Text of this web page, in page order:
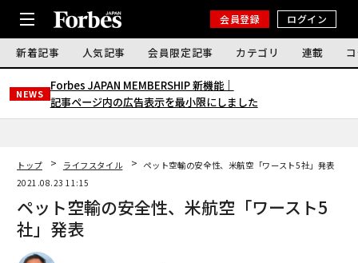
会員登録 ログイン
新着記事 人気記事 会員限定記事 カテゴリ 連載
NEWS
Forbes JAPAN MEMBERSHIP 新機能｜
記事ページ内の広告表示を最小限にしました
トップ ライフスタイル
ペット空輸の安全性、米航空「ワースト5社」発表
2021.08.23 11:15
ペット空輸の安全性、米航空「ワースト5
社」発表